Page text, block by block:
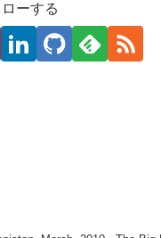
ーする